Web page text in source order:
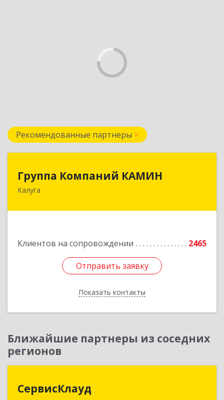
Рекомендованные партнеры
Группа Компаний КАМИН
Калуга
Клиентов на сопровождении 2465
Отправить заявку
Показать контакты
Группа Компаний КАМИН
248023, Калужская обл, Калуга г, Теренинский
Отправить заявку
Назад
Ближайшие партнеры из соседних
регионов
СервисКлауд